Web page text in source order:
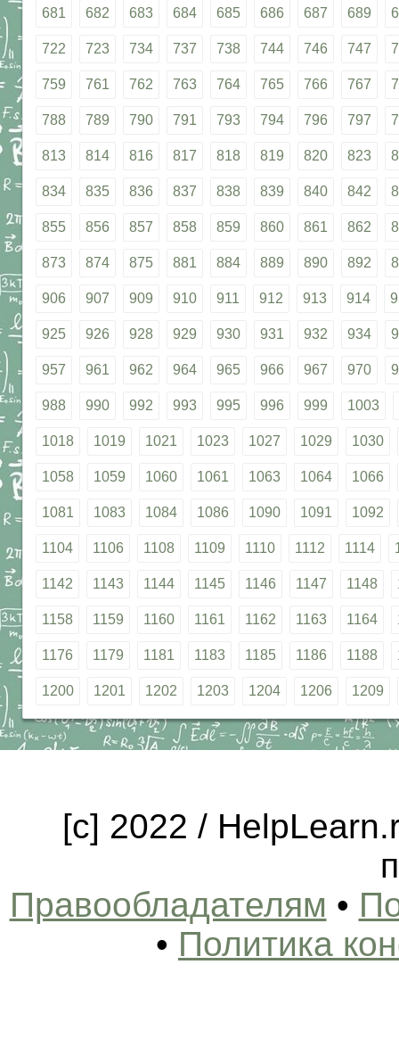
681 682 683 684 685 686 687 689
722 723 734 737 738 744 746 747
759 761 762 763 764 765 766 767
788 789 790 791 793 794 796 797
813 814 816 817 818 819 820 823
834 835 836 837 838 839 840 842
855 856 857 858 859 860 861 862
873 874 875 881 884 889 890 892
906 907 909 910 911 912 913 914
925 926 928 929 930 931 932 934
957 961 962 964 965 966 967 970
988 990 992 993 995 996 999 1003
1018 1019 1021 1023 1027 1029 1030
1058 1059 1060 1061 1063 1064 1066
1081 1083 1084 1086 1090 1091 1092
1104 1106 1108 1109 1110 1112 1114
1142 1143 1144 1145 1146 1147 1148
1158 1159 1160 1161 1162 1163 1164
1176 1179 1181 1183 1185 1186 1188
1200 1201 1202 1203 1204 1206 1209
[c] 2022 /
Правообладателям •
• Политика